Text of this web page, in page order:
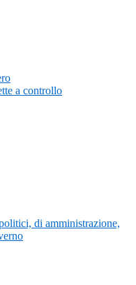
a controllo
di amministrazione,